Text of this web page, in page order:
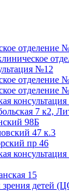
отделение
№12
отделение
отделение
7 к2,
98Б
47 к.3
пр 46
15
детей